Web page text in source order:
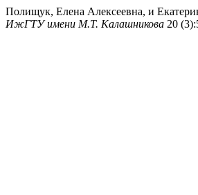
Полищук, Елена Алексеевна, и
ИжГТУ имени М.Т. Калашникова 20